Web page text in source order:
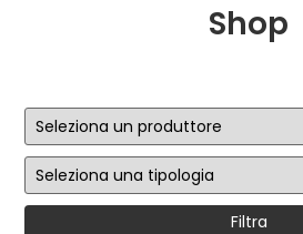
Shop
Filtra